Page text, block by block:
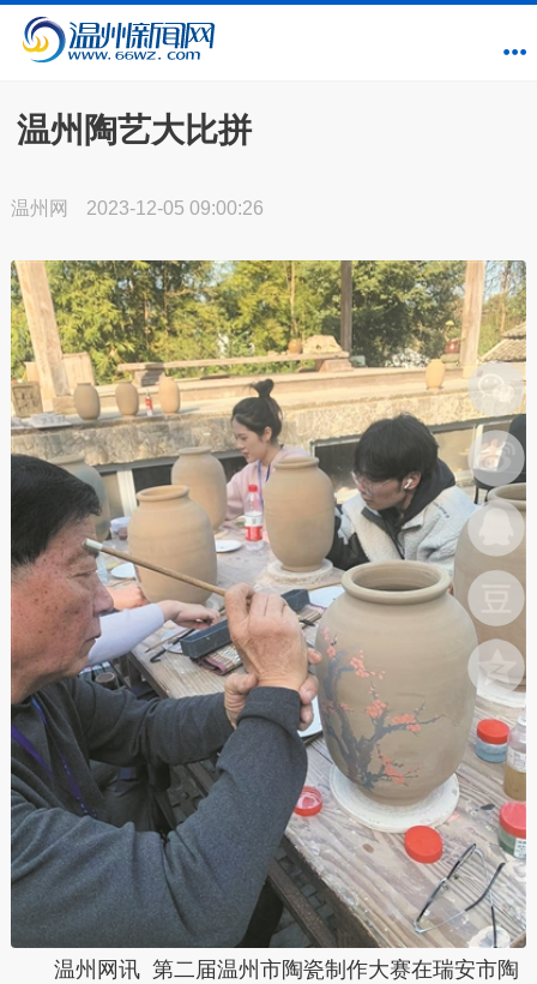
温州陶艺大比拼
温州网 2023-12-05 09:00:26
温州网讯 第二届温州市陶瓷制作大赛在瑞安市陶